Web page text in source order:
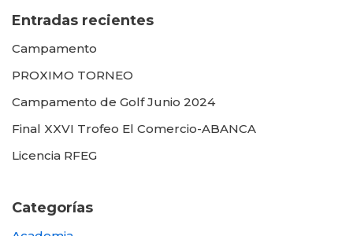
Entradas recientes
Campamento
PROXIMO TORNEO
Campamento de Golf Junio 2024
Final XXVI Trofeo El Comercio-ABANCA
Licencia RFEG
Categorías